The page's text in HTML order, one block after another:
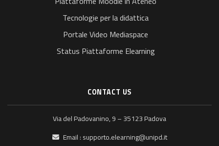
Tecnologie per la didattica
Portale Video Mediaspace
Status Piattaforme Elearning
CONTACT US
Via del Padovanino, 9 – 35123 Padova
Email : supporto.elearning@unipd.it